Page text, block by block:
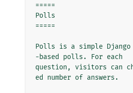
=====
Polls
=====
Polls is a simple Django
-based polls. For each
question, visitors can
ed number of answers.